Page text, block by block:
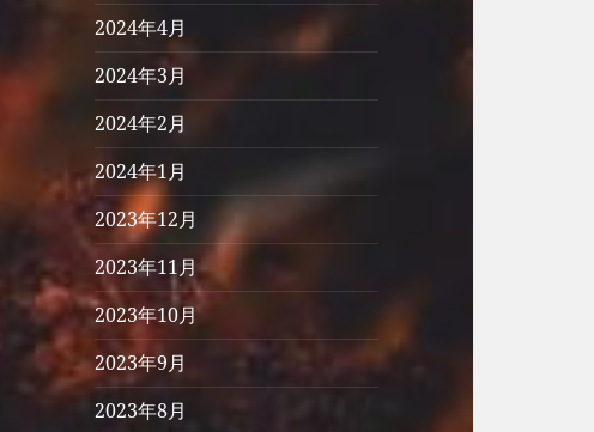
2024年4月
2024年3月
2024年2月
2024年1月
2023年12月
2023年11月
2023年10月
2023年9月
2023年8月